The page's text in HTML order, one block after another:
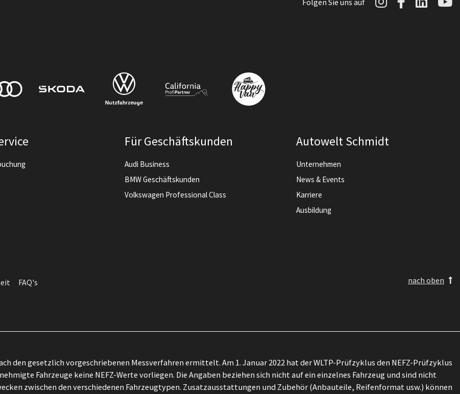
Für Geschäftskunden
Audi Business
BMW Geschäftskunden
Volkswagen Professional Class
Autowelt Schmidt
Unternehmen
News & Events
Karriere
Ausbildung
FAQ's
nach oben
den gesetzlich vorgeschriebenen Messverfahren ermittelt. Am 1. Januar 2022 hat der WLTP-Prüfzyklus den NEFZ-Prüfzyklus
Fahrzeuge keine NEFZ-Werte vorliegen. Die Angaben beziehen sich nicht auf ein einzelnes Fahrzeug und sind nicht
zwischen den verschiedenen Fahrzeugtypen. Zusatzausstattungen und Zubehör (Anbauteile, Reifenformat usw.) können